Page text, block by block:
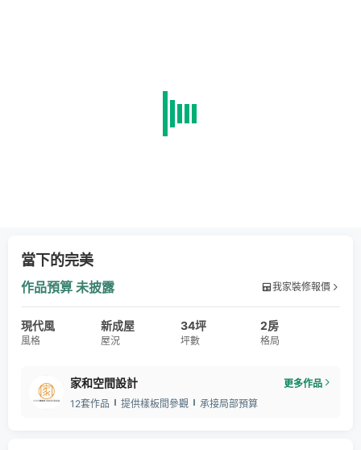
當下的完美
作品預算 未披露 我家裝修報價
現代風
風格
新成屋
屋況
34坪
坪數
2房
格局
家和空間設計
更多作品
12套作品
提供樣板間參觀 承接局部預算